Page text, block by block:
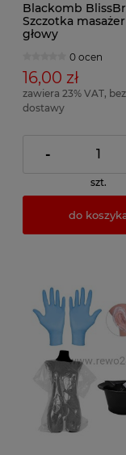
Blackomb
Szczotka
głowy
0 ocen
16,00 zł
zawiera 23% VAT,
dostawy
-
szt.
do